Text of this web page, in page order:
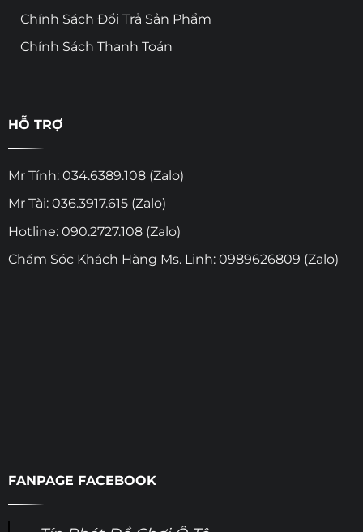
Chính Sách Đổi Trả Sản Phẩm
Chính Sách Thanh Toán
HỖ TRỢ
Mr Tính: 034.6389.108 (Zalo)
Mr Tài: 036.3917.615 (Zalo)
Hotline: 090.2727.108 (Zalo)
Chăm Sóc Khách Hàng Ms. Linh: 0989626809 (Zalo)
FANPAGE FACEBOOK